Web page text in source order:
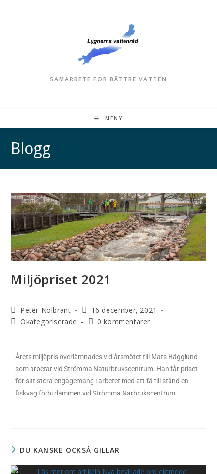
SAMARBETE FÖR BÄTTRE VATTEN
MENY
Blogg
Miljöpriset 2021
Peter Nolbrant
16 december, 2021
Okategoriserade
0 kommentarer
Årets miljöpris överlämnades vid årsmötet till Mats Hägglund
som arbetar vid Strömma Naturbrukscentrum. Han får priset
för sitt stora engagemang i arbetet med att få till stånd en
fiskväg förbi dammen vid Strömma Narbrukscentrum.
DU KANSKE OCKSÅ GILLAR